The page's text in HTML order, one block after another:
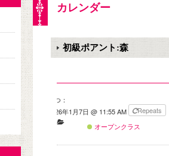
カレンダー
初級ポアント:森
いつ：
2026年1月7日 @ 11:55 AM
Repeats
オープンクラス